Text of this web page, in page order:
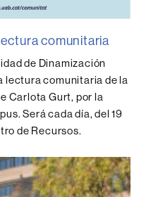
comunitaria
de Dinamización
lectura comunitaria de la
Carlota Gurt, por la
Será cada día, del 19
de Recursos.